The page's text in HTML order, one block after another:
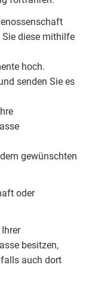
diese mithilfe
hoch.
senden Sie es
gewünschten
oder
besitzen,
auch dort